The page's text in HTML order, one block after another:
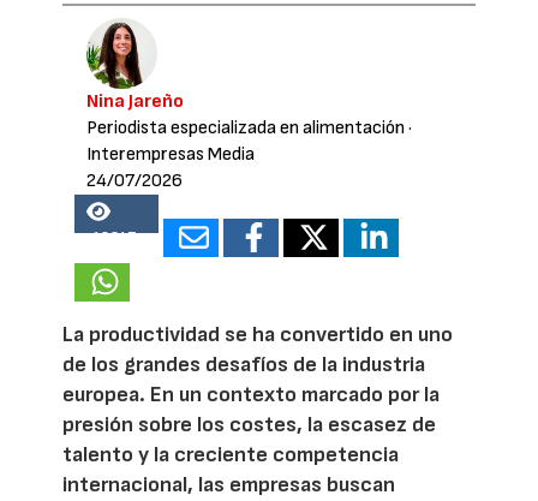
Nina Jareño
Periodista especializada en alimentación ·
Interempresas Media
24/07/2026
18347
La productividad se ha convertido en uno
de los grandes desafíos de la industria
europea. En un contexto marcado por la
presión sobre los costes, la escasez de
talento y la creciente competencia
internacional, las empresas buscan